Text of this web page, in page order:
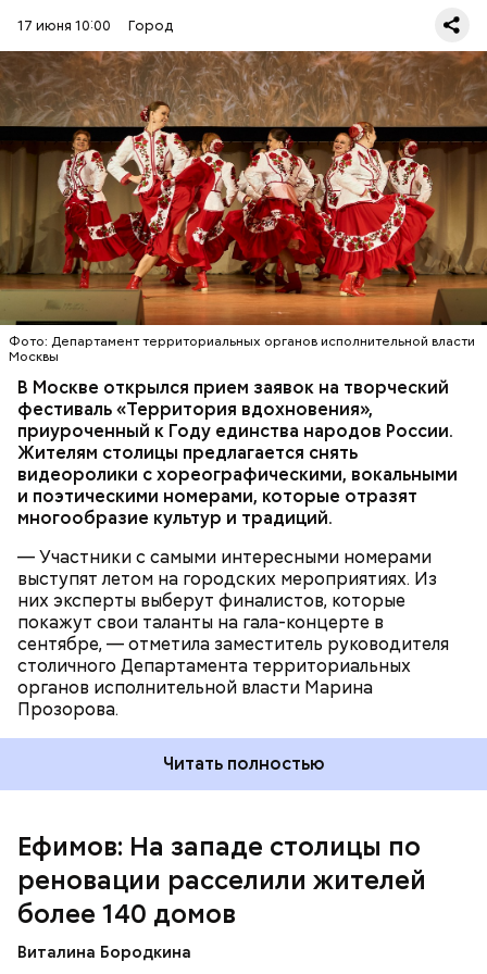
17 июня 10:00 Город
Фото: Департамент территориальных органов исполнительной власти
Москвы
В Москве открылся прием заявок на творческий
фестиваль «Территория вдохновения»,
приуроченный к Году единства народов России.
Жителям столицы предлагается снять
видеоролики с хореографическими, вокальными
и поэтическими номерами, которые отразят
многообразие культур и традиций.
— Участники с самыми интересными номерами
выступят летом на городских мероприятиях. Из
них эксперты выберут финалистов, которые
покажут свои таланты на гала-концерте в
сентябре, — отметила заместитель руководителя
столичного Департамента территориальных
органов исполнительной власти Марина
Прозорова.
Конкурсантами могут стать все желающие старше
16 лет. У исполнителя или коллектива есть
возможность представить до двух номеров в
любом жанре. Экспертное жюри оценит его
соответствие главной теме и оригинальность, а
Читать полностью
МЕРОПРИЯТИЯ
МОСКВА
ФЕСТИВАЛИ
Ефимов: На западе столицы по
реновации расселили жителей
более 140 домов
Виталина Бородкина
— В Можайском районе договоры на комфортное
жилье в новостройках заключили более 4,3 тысячи
москвичей из полностью расселенных домов, в
Очаково-Матвеевском — свыше 6,3 тысячи
горожан, а в Филях-Давыдкове — более 4,6 тысячи.
В Солнцеве в современные жилые комплексы
переехали свыше 2,8 тысячи человек. Благодаря
реализации программы реновации в районах
площадки, строят необходимые социальные
открываются магазины, аптеки, кафе, сервисы
бытовых услуг, — добавила министр правительства
Москвы, руководитель Департамента городского
имущества Екатерина Соловьева.
Ранее мэр Москвы Сергей Собянинрассказал
программа реновации решает задачу создания
безбарьерной среды для маломобильных граждан,
прежде всего для людей с особенностями
здоровья и пожилых москвичей.
Вся информация о программе реновации
представлена на порталеmos.ru. Подробнее о
квартирах и домах по программе можно узнать по
ссылке, напомнили в Градостроительном комплексе
Москвы.